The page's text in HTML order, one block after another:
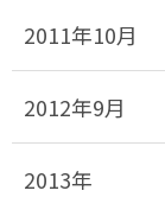
2011年10月
2012年9月
2013年